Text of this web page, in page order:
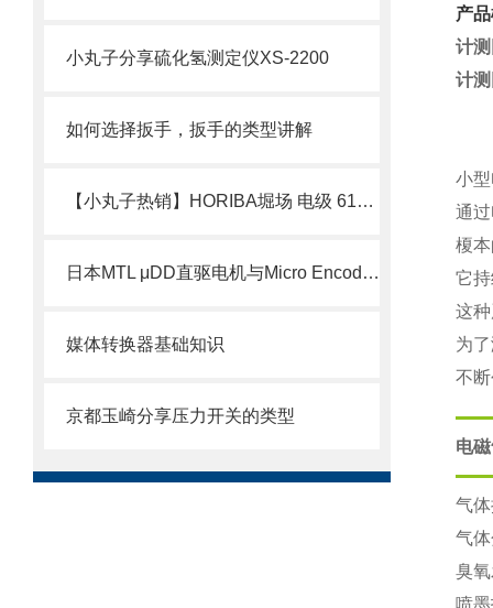
小丸子分享硫化氢测定仪XS-2200
如何选择扳手，扳手的类型讲解
【小丸子热销】HORIBA堀场 电级 6108-50B
日本MTL μDD直驱电机与Micro Encoder编码器技术介绍
媒体转换器基础知识
京都玉崎分享压力开关的类型
产
计
计
小
通
榎
它
这
为
不
电
气
气
臭
喷